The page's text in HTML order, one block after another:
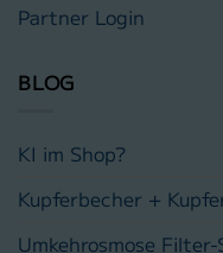
Partner Login
BLOG
KI im Shop?
Kupferbecher +
Umkehrosmose